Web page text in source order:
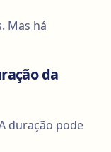
Mas há
da
duração pode